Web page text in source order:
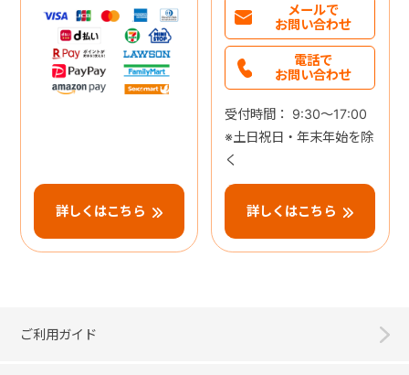
詳しくはこちら
メールで
お問い合わせ
電話で
お問い合わせ
受付時間： 9:30～17:00
※土日祝日・年末年始を除
く
詳しくはこちら
ご利用ガイド